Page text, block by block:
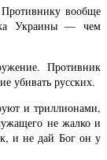
вообще
Украины — чем
Противник
убивать русских.
и триллионами,
не жалко и
и не дай Бог он у